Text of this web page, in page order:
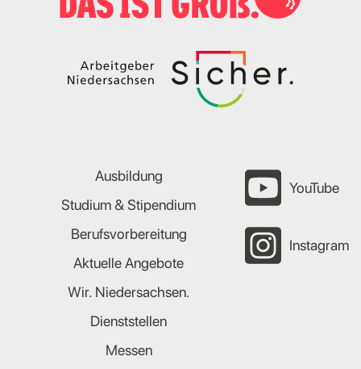
Ausbildung
Studium & Stipendium
Berufsvorbereitung
Aktuelle Angebote
Wir. Niedersachsen.
Dienststellen
Messen
YouTube
Instagram